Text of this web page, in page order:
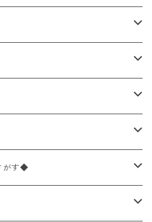
り
ック
パック
）
ンテ
がす◆